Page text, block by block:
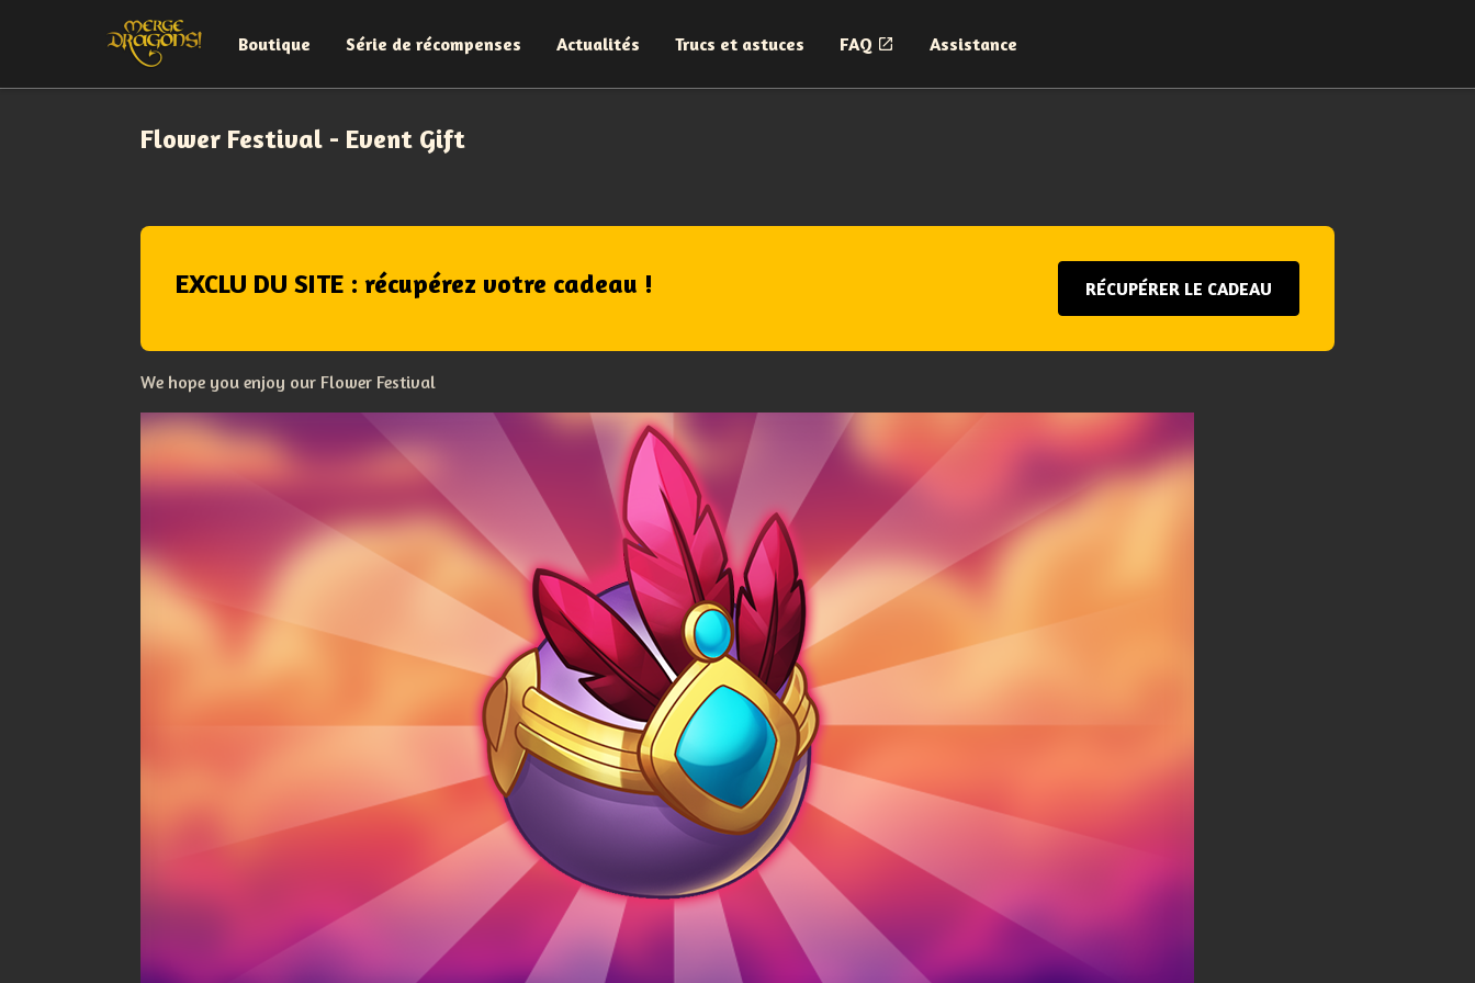
Boutique Série de récompenses Actualités Trucs et astuces FAQ Assistance
Flower Festival - Event Gift
EXCLU DU SITE : récupérez votre cadeau ! RÉCUPÉRER LE CADEAU
We hope you enjoy our Flower Festival